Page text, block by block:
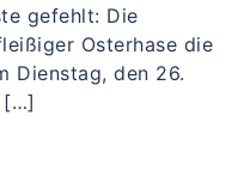
gefehlt: Die
Osterhase die
Dienstag, den 26.
[…]